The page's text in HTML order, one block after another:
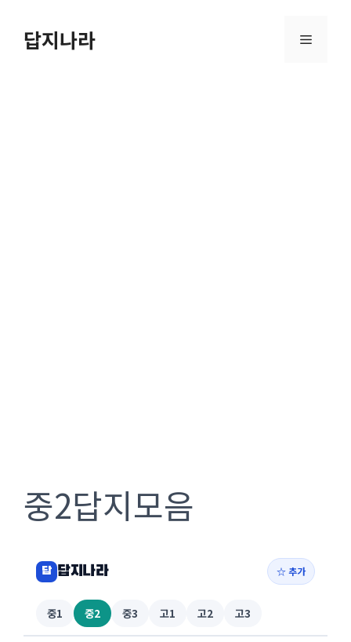
답지나라 메
중2답지모음
답 답지나라 ☆ 추가
중1 중2 중3 고1 고2 고3